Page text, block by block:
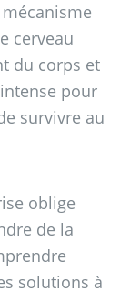
cerveau
du corps et
pour
survivre au
oblige
de la
solutions à